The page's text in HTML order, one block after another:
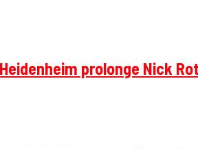
Heidenheim prolonge Nick